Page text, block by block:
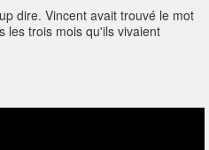
dire. Vincent avait trouvé le mot
les trois mois qu'ils vivaient